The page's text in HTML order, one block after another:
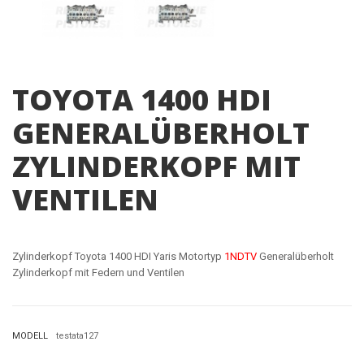
TOYOTA 1400 HDI
GENERALÜBERHOLT
ZYLINDERKOPF MIT
VENTILEN
Zylinderkopf Toyota 1400 HDI Yaris Motortyp 1NDTV Generalüberholt
Zylinderkopf mit Federn und Ventilen
MODELL testata127